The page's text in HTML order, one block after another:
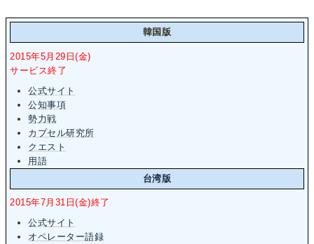
韓国版
2015年5月29日(金)
サービス終了
公式サイト
公知事項
勢力戦
カプセル研究所
クエスト
用語
台湾版
2015年7月31日(金)終了
公式サイト
オペレーター語録